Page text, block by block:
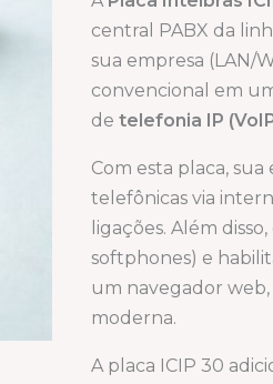
central PABX da
sua empresa (LAN/
convencional em
de telefonia IP
Com esta placa,
telefônicas via
ligações. Além
softphones) e
um navegador
moderna.
A placa ICIP 30